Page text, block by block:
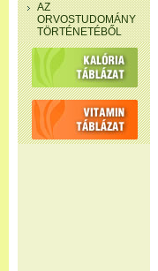
AZ
ORVOSTUDOMÁNY
TÖRTÉNETÉBŐL